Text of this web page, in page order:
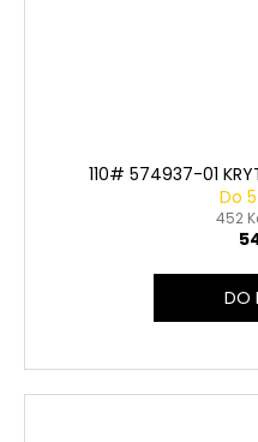
110# 574937-01
Do
452
DO